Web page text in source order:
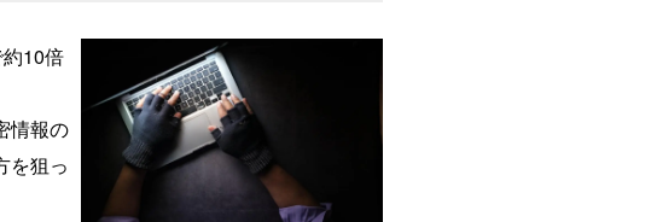
再保険を活用した保険手配
キャプティブ
勢力への対応に関する基本方針
管理方針
ープカスタマーハラスメント対応方針
10倍
情報の
を狙っ